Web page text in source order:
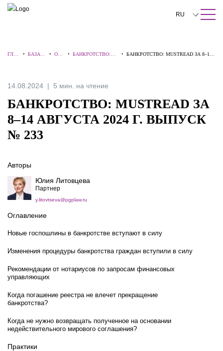
ПОИСК ПО САЙТУ Закрыть
RU
中文
Italiano
ГЛА
•БАЗА
• ОБЗ
• БАНКРОТСТВО:
•БАНКРОТСТВО: MUSTREAD ЗА 8–14
14.08.2024 5 мин. на чтение
БАНКРОТСТВО: MUSTREAD ЗА
8–14 АВГУСТА 2024 Г. ВЫПУСК
№ 233
Авторы
Юлия Литовцева
Партнер
y.litovtseva@pgplaw.ru
Оглавление
Новые госпошлины в банкротстве вступают в силу
Изменения процедуры банкротства граждан вступили в силу
Рекомендации от нотариусов по запросам финансовых
управляющих
Когда погашение реестра не влечет прекращение
банкротства?
Когда не нужно возвращать полученное на основании
недействительного мирового соглашения?
Практики